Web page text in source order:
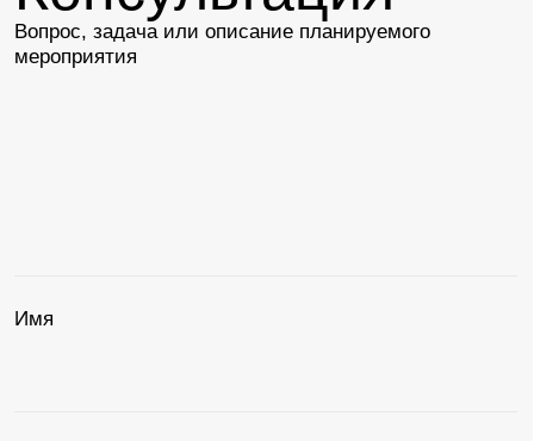
+7 960 260 48 56
Отправить